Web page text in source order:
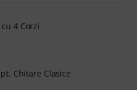
4 Corzi
Chitare Clasice